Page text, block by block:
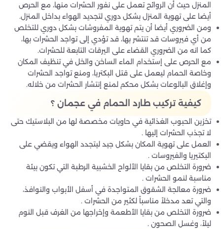
المنزل حيث أن الروائح تعمل على نفور الحشرات منها، مع الحرص
أيضا على تهوية المنزل بشكل دوري لتجديد الهواء بداخل المنزل.
ومن الضروري أيضا أن يتم تهوية المفروشات بشكل دوري للتخلص
من أي فيروسات قد تنتشر بها، قد تؤدي إلى تواجد الحشرات بها،
كما انه من الضروري القضاء على اليرقات التابعة للحشرات.
مع الحرص على إستخدام الماء الساخن والخل في تنظيف المكان
وخاصة الحمام ليعمل على قتل البكتريا، ومنع تواجد الحشرات
وإغلاق البالوعات بشكل محكم لمنع إنتشار الحشرات من خلاله.
كيفية تركيب طارد الحمام في عجمان ؟
تخزين الحبوب الغذائية في حاويات مخصصة لها من البلاستيك حتى
لا تجذب الحشرات إليها .
العمل على تهوية المكان بشكل جيد ليتجدد الهواء ويقضي على
البكتيريا والفيروسات .
ضرورة التخلص من بقايا الألواح الخشبية الرطبة التي تكون بيئة
مناسبة لنمو الحشرات .
ضرورة معالجة الشقوق المتواجدة في أسفل الأبواب والنوافذ،
والتي تعد مدخلاً مناسباً لكثير من الحشرات .
ضرورة التخلص من بقايا الأطعمة وإخراجها من الغرف قبل النوم
ليلاً، وغسل الصحون .